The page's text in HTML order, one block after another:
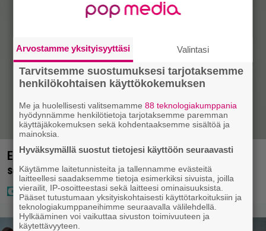
Elämäni biisin Katja Ståhlin roisi vitsi suututti
somen välittömästi
Arvostamme yksityisyyttäsi Valintasi
Tarvitsemme suostumuksesi tarjotaksemme
henkilökohtaisen käyttökokemuksen
Me ja huolellisesti valitsemamme88 teknologiakumppania
hyödynnämme henkilötietoja tarjotaksemme paremman
käyttäjäkokemuksen sekä kohdentaaksemme sisältöä ja
mainoksia.
Hyväksymällä suostut tietojesi käyttöön seuraavasti
Käytämme laitetunnisteita ja tallennamme evästeitä
laitteellesi saadaksemme tietoja esimerkiksi sivuista, joilla
vierailit, IP-osoitteestasi sekä laitteesi ominaisuuksista.
Pääset tutustumaan yksityiskohtaisesti käyttötarkoituksiin ja
teknologiakumppaneihimme seuraavalla välilehdellä.
Hylkääminen voi vaikuttaa sivuston toimivuuteen ja
käytettävyyteen.